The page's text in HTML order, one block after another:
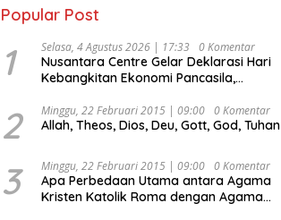
Popular Post
1 Selasa, 4 Agustus 2026 | 17:33 0 Komentar
Nusantara Centre Gelar Deklarasi Hari
Kebangkitan Ekonomi Pancasila,
Djojohadikusumo Anti Penjajahan
(Pergolakan Ekonomi Politik Indonesia) &
Undang Perekonomian Nasional dan
Kesejahteraan Sosial dalam Menata
Bangsa Menuju Indonesia Emas 2045”,
2 Minggu, 22 Februari 2015 | 09:00 0 Komentar
Allah, Theos, Dios, Deu, Gott, God, Tuhan
3 Minggu, 22 Februari 2015 | 09:00 0 Komentar
Apa Perbedaan Utama antara Agama
Kristen Katolik Roma dengan Agama